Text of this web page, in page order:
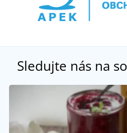
Sledujte nás na